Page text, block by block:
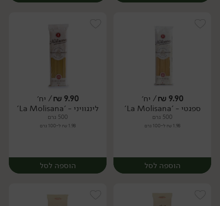
יח׳ יח׳
9.90
₪/ יח׳
ספגטי - 'La Molisana'
500 גרם
1.98 ₪ ל-100 גרם
הוספה לסל
9.90
₪/ יח׳
לינגוויני - 'La Molisana'
500 גרם
1.98 ₪ ל-100 גרם
הוספה לסל